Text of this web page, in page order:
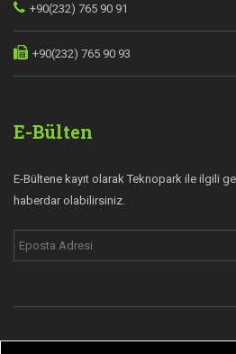
+90(232) 765 90 91
+90(232) 765 90 93
E-Bülten
E-Bültene kayıt olarak Teknopark ile ilgili
haberdar olabilirsiniz.